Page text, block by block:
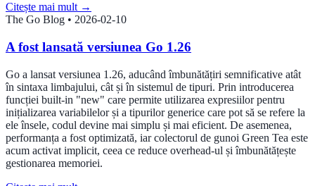
Citește mai mult →
The Go Blog • 2026-02-10
A fost lansată versiunea Go 1.26
Go a lansat versiunea 1.26, aducând îmbunătățiri semnificative atât
în sintaxa limbajului, cât și în sistemul de tipuri. Prin introducerea
funcției built-in "new" care permite utilizarea expresiilor pentru
inițializarea variabilelor și a tipurilor generice care pot să se refere la
ele însele, codul devine mai simplu și mai eficient. De asemenea,
performanța a fost optimizată, iar colectorul de gunoi Green Tea este
acum activat implicit, ceea ce reduce overhead-ul și îmbunătățește
gestionarea memoriei.